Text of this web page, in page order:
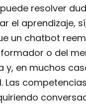
resolver
el aprendizaje,
un chatbot
o del
y, en muchos
Las